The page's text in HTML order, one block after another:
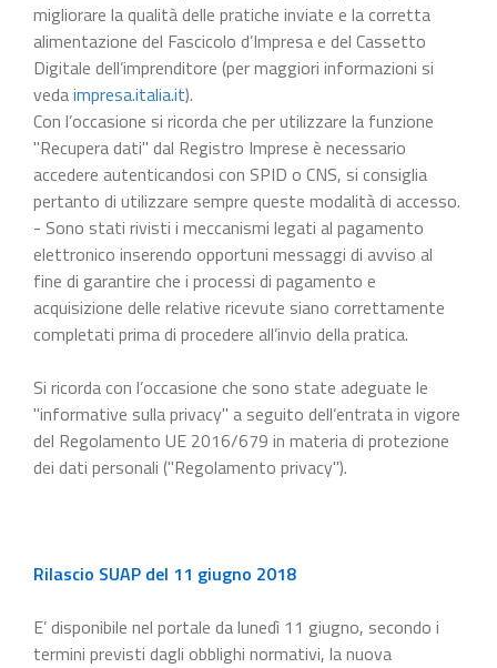
migliorare la qualità delle pratiche inviate e la corretta
alimentazione del Fascicolo d’Impresa e del Cassetto
Digitale dell’imprenditore (per maggiori informazioni si
vedaimpresa.italia.it).
Con l’occasione si ricorda che per utilizzare la funzione
"Recupera dati" dal Registro Imprese è necessario
accedere autenticandosi con SPID o CNS, si consiglia
pertanto di utilizzare sempre queste modalità di accesso.
- Sono stati rivisti i meccanismi legati al pagamento
elettronico inserendo opportuni messaggi di avviso al
fine di garantire che i processi di pagamento e
acquisizione delle relative ricevute siano correttamente
completati prima di procedere all’invio della pratica.
Si ricorda con l’occasione che sono state adeguate le
"informative sulla privacy" a seguito dell’entrata in vigore
del Regolamento UE 2016/679 in materia di protezione
dei dati personali ("Regolamento privacy").
Rilascio SUAP del 11 giugno 2018
E’ disponibile nel portale da lunedì 11 giugno, secondo i
termini previsti dagli obblighi normativi, la nuova